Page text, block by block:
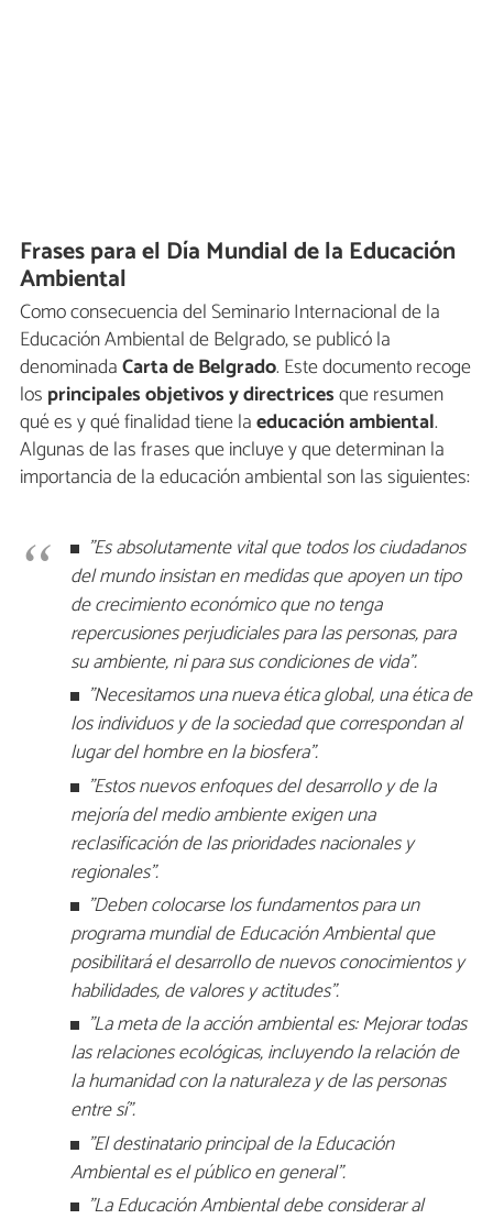
Frases para el Día Mundial de la Educación
Ambiental
Como consecuencia del Seminario Internacional de la
Educación Ambiental de Belgrado, se publicó la
denominadaCarta de Belgrado. Este documento recoge
los principales objetivos y directricesque resumen
qué es y qué finalidad tiene laeducación ambiental.
Algunas de las frases que incluye y que determinan la
importancia de la educación ambiental son las siguientes:
"Es absolutamente vital que todos los ciudadanos
del mundo insistan en medidas que apoyen un tipo
de crecimiento económico que no tenga
repercusiones perjudiciales para las personas, para
su ambiente, ni para sus condiciones de vida".
"Necesitamos una nueva ética global, una ética de
los individuos y de la sociedad que correspondan al
lugar del hombre en la biosfera".
"Estos nuevos enfoques del desarrollo y de la
mejoría del medio ambiente exigen una
reclasificación de las prioridades nacionales y
regionales".
"Deben colocarse los fundamentos para un
programa mundial de Educación Ambiental que
posibilitará el desarrollo de nuevos conocimientos y
habilidades, de valores y actitudes".
"La meta de la acción ambiental es: Mejorar todas
las relaciones ecológicas, incluyendo la relación de
la humanidad con la naturaleza y de las personas
entre sí".
"El destinatario principal de la Educación
Ambiental es el público en general".
"La Educación Ambiental debe considerar al